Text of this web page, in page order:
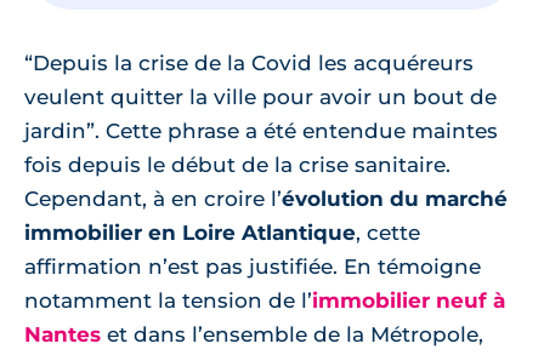
“Depuis la crise de la Covid les acquéreurs
veulent quitter la ville pour avoir un bout de
jardin”. Cette phrase a été entendue maintes
fois depuis le début de la crise sanitaire.
Cependant, à en croire l’évolution du marché
immobilier en Loire Atlantique, cette
affirmation n’est pas justifiée. En témoigne
notamment la tension de l’immobilier neuf à
Nantes et dans l’ensemble de la Métropole,